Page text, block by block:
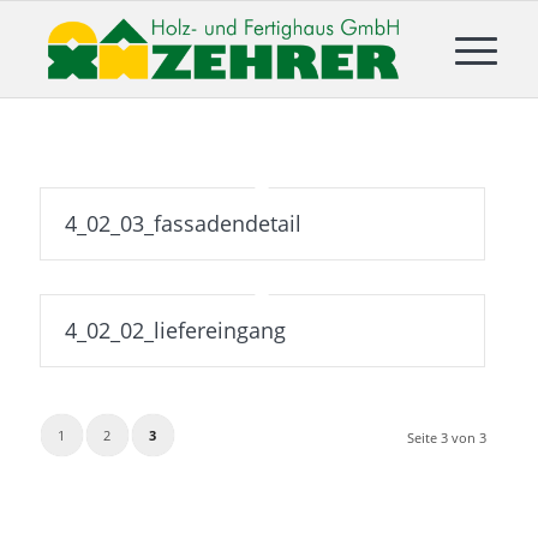
4_02_03_fassadendetail
4_02_02_liefereingang
Seite 3 von 3
1 2 3